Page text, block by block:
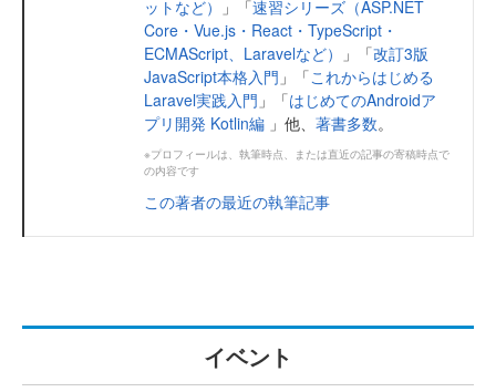
ットなど）
」「速習シリーズ（ASP.NET
Core・Vue.js・React・TypeScript・
ECMAScript、Laravelなど）
」「改訂3版
JavaScript本格入門 」「これからはじめる
Laravel実践入門 」「はじめてのAndroidア
プリ開発 Kotlin編 」他、 著書多数。
※プロフィールは、執筆時点、または直近の記事の寄稿時点で
の内容です
この著者の最近の執筆記事
イベント